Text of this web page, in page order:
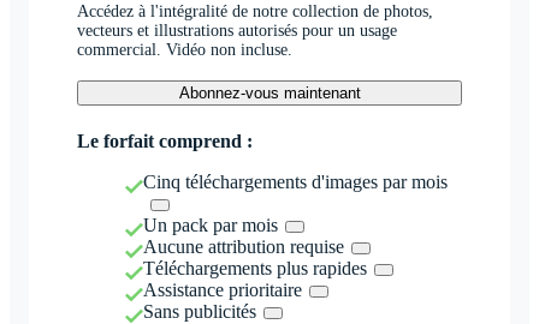
Accédez à l'intégralité de notre collection de photos,
vecteurs et illustrations autorisés pour un usage
commercial. Vidéo non incluse.
Abonnez-vous maintenant
Le forfait comprend :
Cinq téléchargements d'images par mois
Un pack par mois
Aucune attribution requise
Téléchargements plus rapides
Assistance prioritaire
Sans publicités